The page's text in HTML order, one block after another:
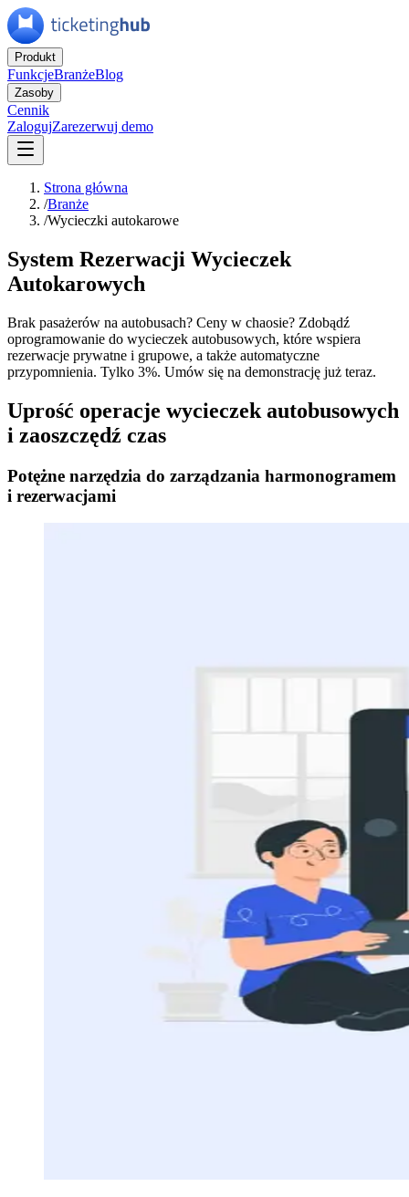
Produkt
FunkcjeBranżeBlog
Zasoby
Cennik
ZalogujZarezerwuj demo
Strona główna
/Branże
/Wycieczki autokarowe
System Rezerwacji Wycieczek
Autokarowych
Brak pasażerów na autobusach? Ceny w chaosie? Zdobądź
oprogramowanie do wycieczek autobusowych, które wspiera
rezerwacje prywatne i grupowe, a także automatyczne
przypomnienia. Tylko 3%. Umów się na demonstrację już teraz.
Uprość operacje wycieczek autobusowych
i zaoszczędź czas
Potężne narzędzia do zarządzania harmonogramem
i rezerwacjami